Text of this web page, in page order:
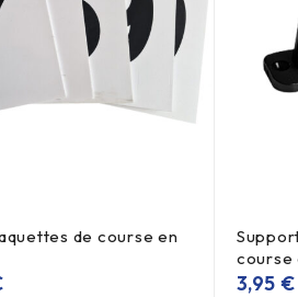
de course en
course
3,95 €